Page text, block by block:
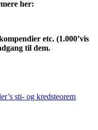
her:
etc. (1.000’vis
til dem.
sti- og kredsteorem